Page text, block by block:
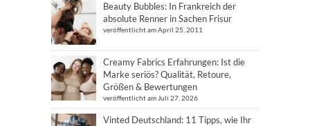
Beauty Bubbles: In Frankreich der
absolute Renner in Sachen Frisur
veröffentlicht am April 25, 2011
Creamy Fabrics Erfahrungen: Ist die
Marke seriös? Qualität, Retoure,
Größen & Bewertungen
veröffentlicht am Juli 27, 2026
Vinted Deutschland: 11 Tipps, wie Ihr